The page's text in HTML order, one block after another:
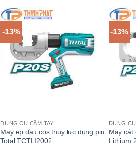
-13%
DỤNG CỤ CẦM TAY
Máy ép đầu cos thủy lực dùng pin
Total TCTLI2002
-13%
DỤNG
Máy cắt
Lithium